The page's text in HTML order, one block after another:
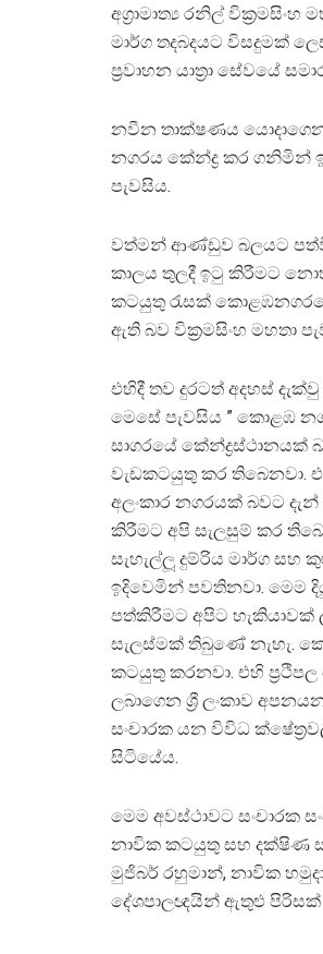
අග්‍රාමාත්‍ය රනිල්
මාර්ග තදබදයට විසදුමක්
ප්‍රවාහන යාත්‍රා සේවයේ
නවීන තාක්ෂණය යොදාගෙන
නගරය කේන්ද්‍ර කර ගනිමින්
පැවසිය.
වත්මන් ආණ්ඩුව බලයට
කාලය තුලදී ඉටු කිරීමට
කටයුතු රැසක්
ඇති බව වික්‍රමසිංහ මහතා
එහිදී තව දුරටත් අදහස් දැක්වු
මෙසේ පැවසිය ” කොළඹ
සාගරයේ කේන්ද්‍රස්ථානයක්
වැඩකටයුතු කර තිබෙනවා.
අලංකාර නගරයක් බවට
කිරීමට අපි සැලසුම් කර
සැහැල්ලූ දුම්රිය මාර්ග
ඉදිවෙමින් පවතිනවා. මෙම
පත්කිරීමට අපිට හැකියාවක්
සැලස්මක් තිබුණේ නැහැ.
කටයුතු කරනවා. එහි
ලබාගෙන ශ්‍රී ලංකාව
සංචාරක යන විවිධ
සිටියේය.
මෙම අවස්ථාවට සංචාරක
නාවික කටයුතු සහ දක්ෂිණ
මුජිබර් රහුමාන්, නාවික
දේශපාලඥයින් ඇතුළු පිරිසක්